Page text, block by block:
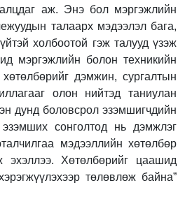
аж. Энэ бол мэргэжлийн
талаарх мэдээлэл бага,
холбоотой гэж талууд үзэж
мэргэжлийн болон техникийн
дэмжин, сургалтын
олон нийтэд таниулан
дунд боловсрол эзэмшигчдийн
сонголтод нь дэмжлэг
мэдээллийн хөтөлбөр
эхэллээ. Хөтөлбөрийг цаашид
төлөвлөж байна”